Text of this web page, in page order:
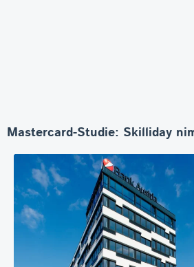
Mastercard-Studie: Skilliday